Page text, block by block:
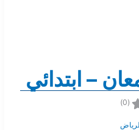
– ابتدائي
(
0
)